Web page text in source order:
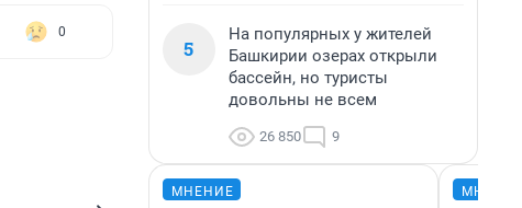
0
5
На популярных у жителей
Башкирии озерах открыли
бассейн, но туристы
довольны не всем
26 850 9
МНЕНИЕ